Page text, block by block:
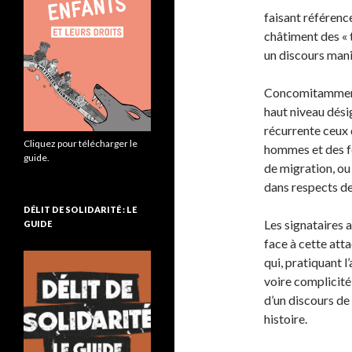
faisant
châtiment des
un discours
haut niveau
récurrente ceux
hommes et des
de migration,
dans respects
Les
face à cette
qui, pratiquant
voire complicité
d’un discours
histoire.
Cliquez pour télécharger le
guide.
DÉLIT DE SOLIDARITÉ : LE
GUIDE